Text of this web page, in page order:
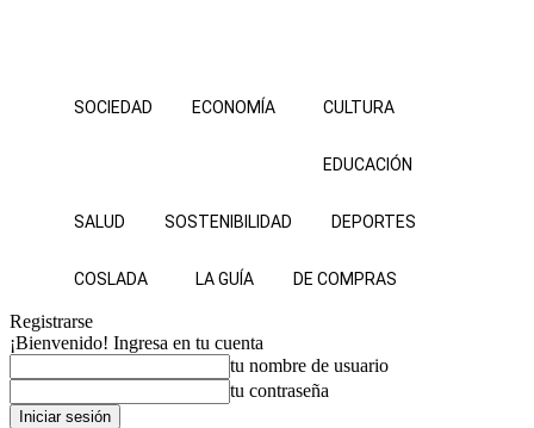
SOCIEDAD ECONOMÍA CULTURA
EDUCACIÓN
SALUD SOSTENIBILIDAD DEPORTES
COSLADA LA GUÍA DE COMPRAS
Registrarse
¡Bienvenido! Ingresa en tu cuenta
tu nombre de usuario
tu contraseña